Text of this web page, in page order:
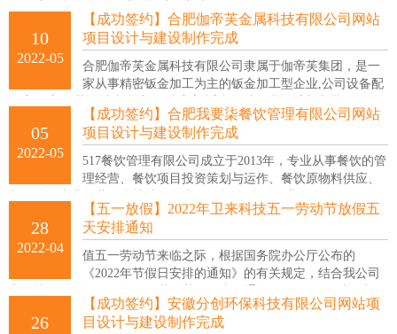
10
2022-05
【成功签约】合肥伽帝芙金属科技有限公司网站
项目设计与建设制作完成
合肥伽帝芙金属科技有限公司隶属于伽帝芙集团，是一
家从事精密钣金加工为主的钣金加工型企业,公司设备配
05
2022-05
【成功签约】合肥我要柒餐饮管理有限公司网站
项目设计与建设制作完成
517餐饮管理有限公司成立于2013年，专业从事餐饮的管
理经营、餐饮项目投资策划与运作、餐饮原物料供应、
28
2022-04
【五一放假】2022年卫来科技五一劳动节放假五
天安排通知
值五一劳动节来临之际，根据国务院办公厅公布的
《2022年节假日安排的通知》的有关规定，结合我公司
2022年4月30日-2022年5月4日共5天；2022年5月7日（周六）正常上
班，特此通知！
26
【成功签约】安徽分创环保科技有限公司网站项
目设计与建设制作完成